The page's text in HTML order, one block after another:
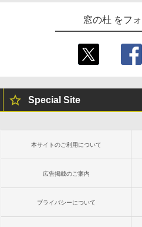
窓の杜 をフ
Special Site
本サイトのご利用について
広告掲載のご案内
プライバシーについて